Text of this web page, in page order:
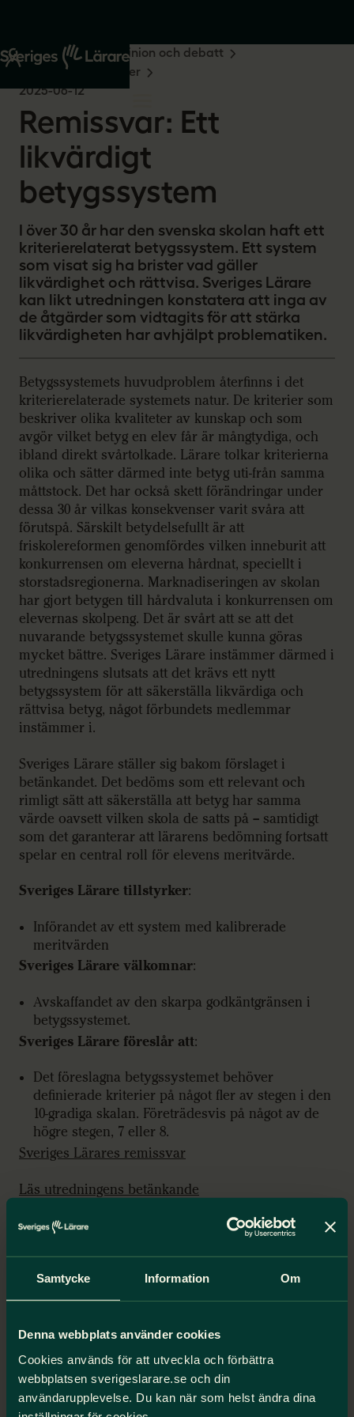
Samtycke Information Om
Denna webbplats använder cookies
Cookies används för att utveckla och förbättra
webbplatsen sverigeslarare.se och din
användarupplevelse. Du kan när som helst ändra dina
Start Om oss
Opinion och debatt
Remissvar och skrivelser
2025-06-12
Remissvar: Ett
likvärdigt
betygssystem
I över 30 år har den svenska skolan haft ett
kriterierelaterat betygssystem. Ett system
som visat sig ha brister vad gäller
likvärdighet och rättvisa. Sveriges Lärare
kan likt utredningen konstatera att inga av
de åtgärder som vidtagits för att stärka
likvärdigheten har avhjälpt problematiken.
Betygssystemets huvudproblem återfinns i det
kriterierelaterade systemets natur. De kriterier som
beskriver olika kvaliteter av kunskap och som
avgör vilket betyg en elev får är mångtydiga, och
ibland direkt svårtolkade. Lärare tolkar kriterierna
olika och sätter därmed inte betyg uti-från samma
måttstock. Det har också skett förändringar under
dessa 30 år vilkas konsekvenser varit svåra att
förutspå. Särskilt betydelsefullt är att
friskolereformen genomfördes vilken inneburit att
konkurrensen om eleverna hårdnat, speciellt i
storstadsregionerna. Marknadiseringen av skolan
har gjort betygen till hårdvaluta i konkurrensen om
elevernas skolpeng. Det är svårt att se att det
nuvarande betygssystemet skulle kunna göras
mycket bättre. Sveriges Lärare instämmer därmed i
utredningens slutsats att det krävs ett nytt
betygssystem för att säkerställa likvärdiga och
rättvisa betyg, något förbundets medlemmar
instämmer i.
Sveriges Lärare ställer sig bakom förslaget i
betänkandet. Det bedöms som ett relevant och
rimligt sätt att säkerställa att betyg har samma
värde oavsett vilken skola de satts på – samtidigt
som det garanterar att lärarens bedömning fortsatt
spelar en central roll för elevens meritvärde.
Sveriges Lärare tillstyrker:
Införandet av ett system med kalibrerade
meritvärden
Sveriges Lärare välkomnar:
Avskaffandet av den skarpa godkäntgränsen i
betygssystemet.
Sveriges Lärare föreslår att:
Det föreslagna betygssystemet behöver
definierade kriterier på något fler av stegen i den
10-gradiga skalan. Företrädesvis på något av de
högre stegen, 7 eller 8.
Sveriges Lärares remissvar
Läs utredningens betänkande
Ansvarig utredare: Mats Andersson
Du kanske också är intresserad
Sveriges Lärare kritiserar
Skolverkets meritering – kräver
omedelbara åtgärder